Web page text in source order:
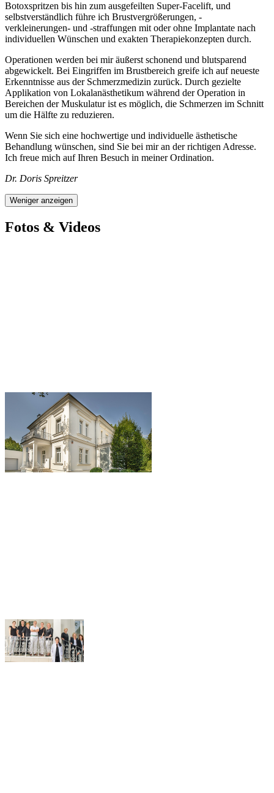
Botoxspritzen bis hin zum ausgefeilten Super-Facelift, und
selbstverständlich führe ich Brustvergrößerungen, -
verkleinerungen- und -straffungen mit oder ohne Implantate nach
individuellen Wünschen und exakten Therapiekonzepten durch.
Operationen werden bei mir äußerst schonend und blutsparend
abgewickelt. Bei Eingriffen im Brustbereich greife ich auf neueste
Erkenntnisse aus der Schmerzmedizin zurück. Durch gezielte
Applikation von Lokalanästhetikum während der Operation in
Bereichen der Muskulatur ist es möglich, die Schmerzen im Schnitt
um die Hälfte zu reduzieren.
Wenn Sie sich eine hochwertige und individuelle ästhetische
Behandlung wünschen, sind Sie bei mir an der richtigen Adresse.
Ich freue mich auf Ihren Besuch in meiner Ordination.
Dr. Doris Spreitzer
Weniger anzeigen
Fotos & Videos